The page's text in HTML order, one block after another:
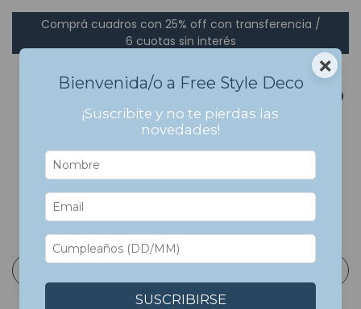
Comprá cuadros con 25% off con transferencia /
6 cuotas sin interés
Inicio > Cuadros Con Marco > Arte > William Morris
William Morris
×
Bienvenida/o a Free Style Deco
¡Suscribite y no te pierdas las
novedades!
SUSCRIBIRSE